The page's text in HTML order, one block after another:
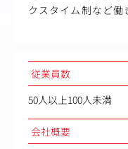
クスタイム制など働
従業員数
50人以上100人未満
会社概要